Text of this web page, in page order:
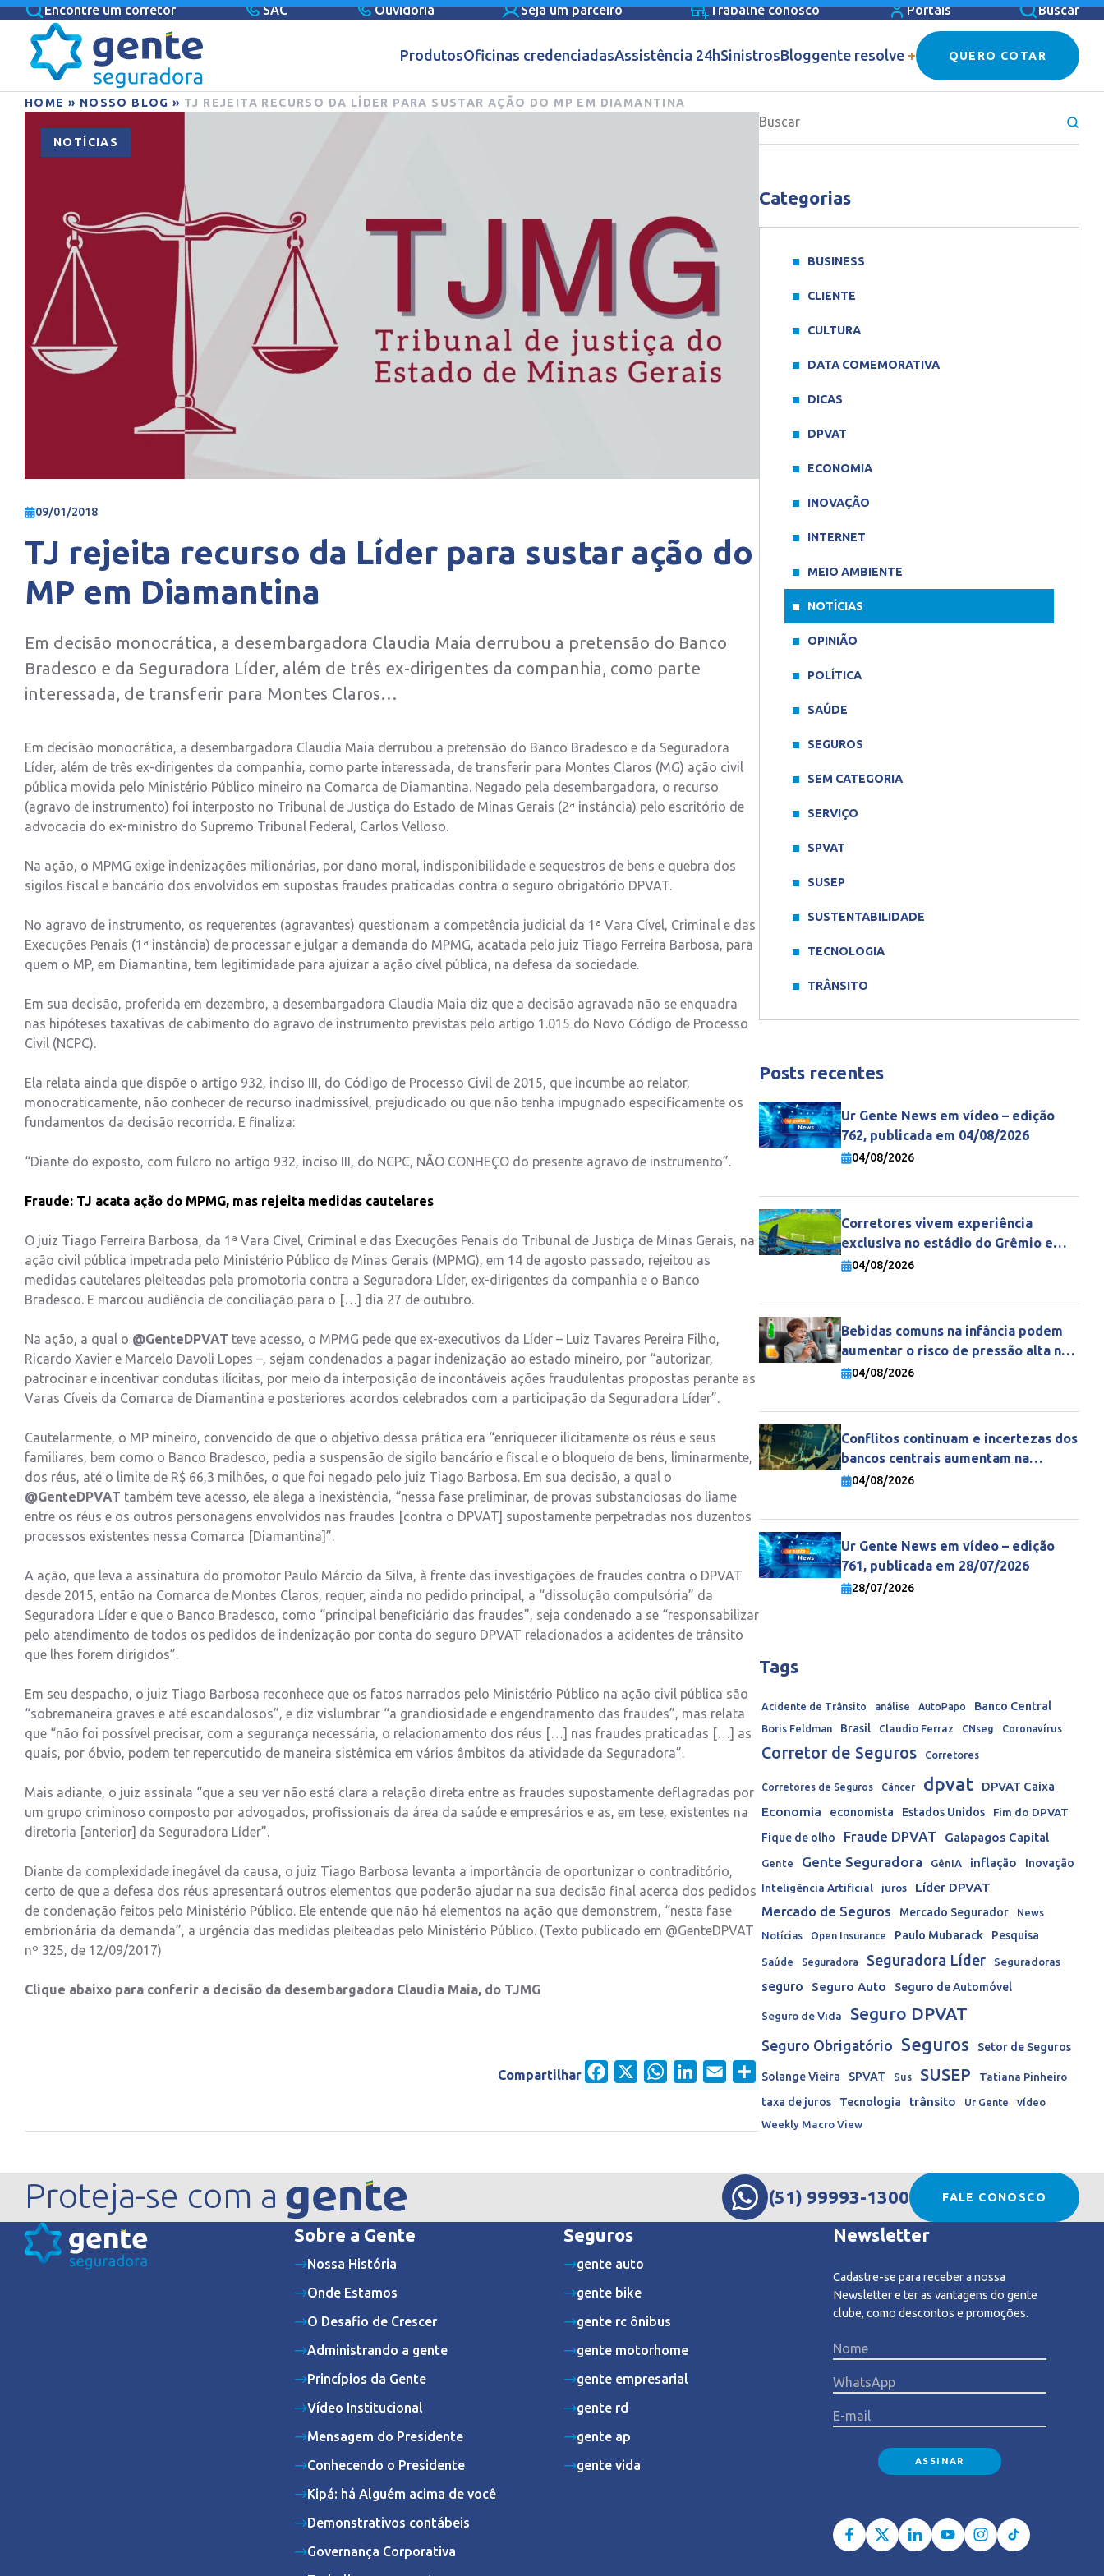
Encontre um corretor SAC Ouvidoria Seja um parceiro Trabalhe conosco Portais Buscar
ProdutosOficinas credenciadasAssistência 24hSinistrosBloggente resolve + QUERO COTAR
HOME » NOSSO BLOG » TJ REJEITA RECURSO DA LÍDER PARA SUSTAR AÇÃO DO MP EM DIAMANTINA
NOTÍCIAS
09/01/2018
TJ rejeita recurso da Líder para sustar ação do
MP em Diamantina
Em decisão monocrática, a desembargadora Claudia Maia derrubou a pretensão do Banco
Bradesco e da Seguradora Líder, além de três ex-dirigentes da companhia, como parte
interessada, de transferir para Montes Claros…
Em decisão monocrática, a desembargadora Claudia Maia derrubou a pretensão do Banco Bradesco e da Seguradora
Líder, além de três ex-dirigentes da companhia, como parte interessada, de transferir para Montes Claros (MG) ação civil
pública movida pelo Ministério Público mineiro na Comarca de Diamantina. Negado pela desembargadora, o recurso
(agravo de instrumento) foi interposto no Tribunal de Justiça do Estado de Minas Gerais (2ª instância) pelo escritório de
advocacia do ex-ministro do Supremo Tribunal Federal, Carlos Velloso.
Na ação, o MPMG exige indenizações milionárias, por dano moral, indisponibilidade e sequestros de bens e quebra dos
sigilos fiscal e bancário dos envolvidos em supostas fraudes praticadas contra o seguro obrigatório DPVAT.
No agravo de instrumento, os requerentes (agravantes) questionam a competência judicial da 1ª Vara Cível, Criminal e das
Execuções Penais (1ª instância) de processar e julgar a demanda do MPMG, acatada pelo juiz Tiago Ferreira Barbosa, para
quem o MP, em Diamantina, tem legitimidade para ajuizar a ação cível pública, na defesa da sociedade.
Em sua decisão, proferida em dezembro, a desembargadora Claudia Maia diz que a decisão agravada não se enquadra
nas hipóteses taxativas de cabimento do agravo de instrumento previstas pelo artigo 1.015 do Novo Código de Processo
Civil (NCPC).
Ela relata ainda que dispõe o artigo 932, inciso III, do Código de Processo Civil de 2015, que incumbe ao relator,
monocraticamente, não conhecer de recurso inadmissível, prejudicado ou que não tenha impugnado especificamente os
fundamentos da decisão recorrida. E finaliza:
“Diante do exposto, com fulcro no artigo 932, inciso III, do NCPC, NÃO CONHEÇO do presente agravo de instrumento”.
Fraude: TJ acata ação do MPMG, mas rejeita medidas cautelares
O juiz Tiago Ferreira Barbosa, da 1ª Vara Cível, Criminal e das Execuções Penais do Tribunal de Justiça de Minas Gerais, na
ação civil pública impetrada pelo Ministério Público de Minas Gerais (MPMG), em 14 de agosto passado, rejeitou as
medidas cautelares pleiteadas pela promotoria contra a Seguradora Líder, ex-dirigentes da companhia e o Banco
Bradesco. E marcou audiência de conciliação para o […] dia 27 de outubro.
Na ação, a qual o @GenteDPVAT teve acesso, o MPMG pede que ex-executivos da Líder – Luiz Tavares Pereira Filho,
Ricardo Xavier e Marcelo Davoli Lopes –, sejam condenados a pagar indenização ao estado mineiro, por “autorizar,
patrocinar e incentivar condutas ilícitas, por meio da interposição de incontáveis ações fraudulentas propostas perante as
Varas Cíveis da Comarca de Diamantina e posteriores acordos celebrados com a participação da Seguradora Líder”.
Cautelarmente, o MP mineiro, convencido de que o objetivo dessa prática era “enriquecer ilicitamente os réus e seus
familiares, bem como o Banco Bradesco, pedia a suspensão de sigilo bancário e fiscal e o bloqueio de bens, liminarmente,
dos réus, até o limite de R$ 66,3 milhões, o que foi negado pelo juiz Tiago Barbosa. Em sua decisão, a qual o
@GenteDPVAT também teve acesso, ele alega a inexistência, “nessa fase preliminar, de provas substanciosas do liame
entre os réus e os outros personagens envolvidos nas fraudes [contra o DPVAT] supostamente perpetradas nos duzentos
processos existentes nessa Comarca [Diamantina]”.
A ação, que leva a assinatura do promotor Paulo Márcio da Silva, à frente das investigações de fraudes contra o DPVAT
desde 2015, então na Comarca de Montes Claros, requer, ainda no pedido principal, a “dissolução compulsória” da
Seguradora Líder e que o Banco Bradesco, como “principal beneficiário das fraudes”, seja condenado a se “responsabilizar
pelo atendimento de todos os pedidos de indenização por conta do seguro DPVAT relacionados a acidentes de trânsito
que lhes forem dirigidos”.
Em seu despacho, o juiz Tiago Barbosa reconhece que os fatos narrados pelo Ministério Público na ação civil pública são
“sobremaneira graves e até escandalosos”, e diz vislumbrar “a grandiosidade e engendramento das fraudes”, mas relata
que “não foi possível precisar, com a segurança necessária, o relacionamento dos réus […] nas fraudes praticadas […] as
quais, por óbvio, podem ter repercutido de maneira sistêmica em vários âmbitos da atividade da Seguradora”.
Mais adiante, o juiz assinala “que a seu ver não está clara a relação direta entre as fraudes supostamente deflagradas por
um grupo criminoso composto por advogados, profissionais da área da saúde e empresários e as, em tese, existentes na
diretoria [anterior] da Seguradora Líder”.
Diante da complexidade inegável da causa, o juiz Tiago Barbosa levanta a importância de oportunizar o contraditório,
certo de que a defesa dos réus apresentará outros elementos que poderão ajudar na sua decisão final acerca dos pedidos
de condenação feitos pelo Ministério Público. Ele entende que não há elementos na ação que demonstrem, “nesta fase
embrionária da demanda”, a urgência das medidas pleiteadas pelo Ministério Público. (Texto publicado em @GenteDPVAT
nº 325, de 12/09/2017)
Clique abaixo para conferir a decisão da desembargadora Claudia Maia, do TJMG
Compartilhar Facebook WhatsAppLinkedIn
Email Share
Categorias
BUSINESS
CLIENTE
CULTURA
DATA COMEMORATIVA
DICAS
DPVAT
ECONOMIA
INOVAÇÃO
INTERNET
MEIO AMBIENTE
NOTÍCIAS
OPINIÃO
POLÍTICA
SAÚDE
SEGUROS
SEM CATEGORIA
SERVIÇO
SPVAT
SUSEP
SUSTENTABILIDADE
TECNOLOGIA
TRÂNSITO
Posts recentes
Ur Gente News em vídeo – edição
762, publicada em 04/08/2026
04/08/2026
Corretores vivem experiência
exclusiva no estádio do Grêmio e
fortalecem parceria com a Gente
04/08/2026
Bebidas comuns na infância podem
aumentar o risco de pressão alta na
vida adulta
04/08/2026
Conflitos continuam e incertezas dos
bancos centrais aumentam na
economia mundial
04/08/2026
Ur Gente News em vídeo – edição
761, publicada em 28/07/2026
28/07/2026
Tags
Acidente de Trânsito análise AutoPapo Banco Central
Boris Feldman Brasil Claudio Ferraz CNseg Coronavírus
Corretor de Seguros Corretores
Corretores de Seguros Câncer dpvat
DPVAT Caixa
Economia
economista Estados Unidos
Fim do DPVAT
Fique de olho
Fraude DPVAT Galapagos Capital
Gente Gente Seguradora GênIA inflação
Inovação
Inteligência Artificial
juros
Líder DPVAT
Mercado de Seguros
Mercado Segurador
News
Notícias
Open Insurance Paulo Mubarack Pesquisa
Saúde Seguradora Seguradora Líder Seguradoras
seguro Seguro Auto Seguro de Automóvel
Seguro de Vida Seguro DPVAT
Seguro Obrigatório Seguros Setor de Seguros
Solange Vieira SPVAT Sus SUSEP
Tatiana Pinheiro
taxa de juros
Tecnologia trânsito Ur Gente
vídeo
Weekly Macro View
Proteja-se com a (51) 99993-1300 FALE CONOSCO
Sobre a Gente
Nossa História
Onde Estamos
O Desafio de Crescer
Administrando a gente
Princípios da Gente
Vídeo Institucional
Mensagem do Presidente
Conhecendo o Presidente
Kipá: há Alguém acima de você
Demonstrativos contábeis
Governança Corporativa
Seguros
gente auto
gente bike
gente rc ônibus
gente motorhome
gente empresarial
gente rd
gente ap
gente vida
Newsletter
Cadastre-se para receber a nossa
Newsletter e ter as vantagens do gente
clube, como descontos e promoções.